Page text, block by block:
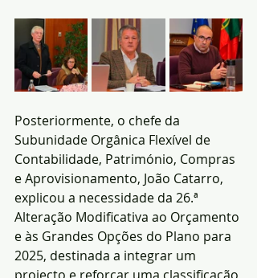
Posteriormente, o chefe da
Subunidade Orgânica Flexível de
Contabilidade, Património, Compras
e Aprovisionamento, João Catarro,
explicou a necessidade da 26.ª
Alteração Modificativa ao Orçamento
e às Grandes Opções do Plano para
2025, destinada a integrar um